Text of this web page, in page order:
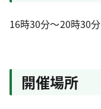
16時30分～20時30分
開催場所